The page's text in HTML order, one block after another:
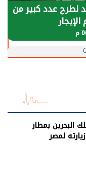
قطاع الطاقة
الطبيعية
البحرين بمطار
لمصر